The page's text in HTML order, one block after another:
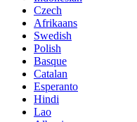
Czech
Afrikaans
Swedish
Polish
Basque
Catalan
Esperanto
Hindi
Lao